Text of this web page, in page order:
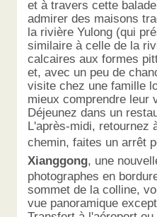
et à travers cette
admirer des maisons
la rivière Yulong (qui
similaire à celle de la
calcaires aux formes
et, avec un peu de
visite chez une famille
mieux comprendre leur
Déjeunez dans un
L'après-midi, retournez
chemin, faites un arrêt
Xianggong, une
photographes en
sommet de la colline,
vue panoramique